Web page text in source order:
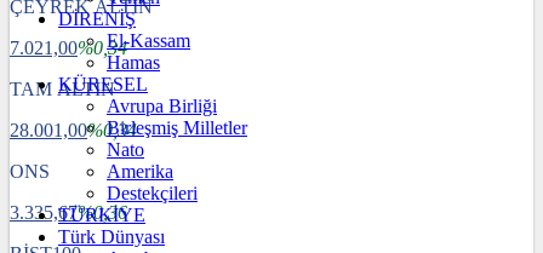
ÇEYREK ALTIN
7.021,00%0,34
TAM ALTIN
28.001,00%0,34
ONS
3.335,67%0,36
DİRENİŞ
El-Kassam
Hamas
KÜRESEL
Avrupa Birliği
Birleşmiş Milletler
Nato
Amerika
Destekçileri
TÜRKİYE
Türk Dünyası